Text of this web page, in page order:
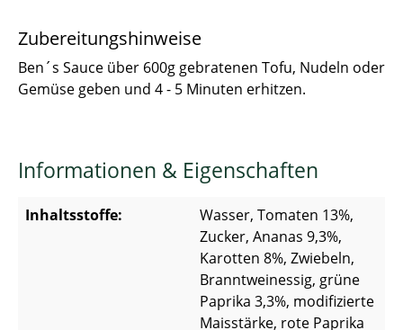
Zubereitungshinweise
Ben´s Sauce über 600g gebratenen Tofu, Nudeln oder
Gemüse geben und 4 - 5 Minuten erhitzen.
Informationen & Eigenschaften
Inhaltsstoffe:
Wasser, Tomaten 13%,
Zucker, Ananas 9,3%,
Karotten 8%, Zwiebeln,
Branntweinessig, grüne
Paprika 3,3%, modifizierte
Maisstärke, rote Paprika